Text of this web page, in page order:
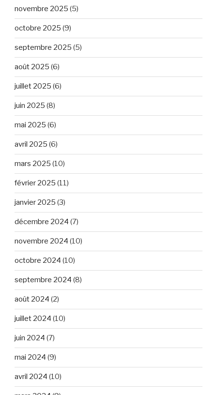
novembre 2025 (5)
octobre 2025 (9)
septembre 2025 (5)
août 2025 (6)
juillet 2025 (6)
juin 2025 (8)
mai 2025 (6)
avril 2025 (6)
mars 2025 (10)
février 2025 (11)
janvier 2025 (3)
décembre 2024 (7)
novembre 2024 (10)
octobre 2024 (10)
septembre 2024 (8)
août 2024 (2)
juillet 2024 (10)
juin 2024 (7)
mai 2024 (9)
avril 2024 (10)